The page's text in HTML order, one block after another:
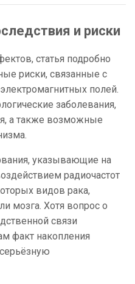
и риски
статья подробно
риски, связанные с
полей.
заболевания,
а также возможные
указывающие на
радиочастот
видов рака,
мозга. Хотя вопрос о
связи
факт накопления